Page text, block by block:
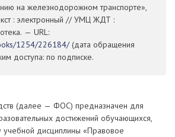
на железнодорожном транспорте»,
: электронный // УМЦ ЖДТ :
— URL:
1254/226184/(дата обращения
доступа: по подписке.
(далее — ФОС) предназначен для
достижений обучающихся,
дисциплины «Правовое